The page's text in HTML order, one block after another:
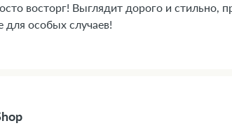
восторг! Выглядит дорого и стильно,
особых случаев!